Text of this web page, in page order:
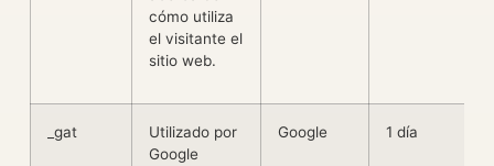
cómo utiliza
el visitante el
sitio web.
_gat
Utilizado por
Google
Google 1 día